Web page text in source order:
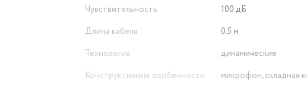
Чувствительность
100 дБ
Длина кабеля
0.5 м
Технология
динамические
Конструктивные особенности
микрофон, складная